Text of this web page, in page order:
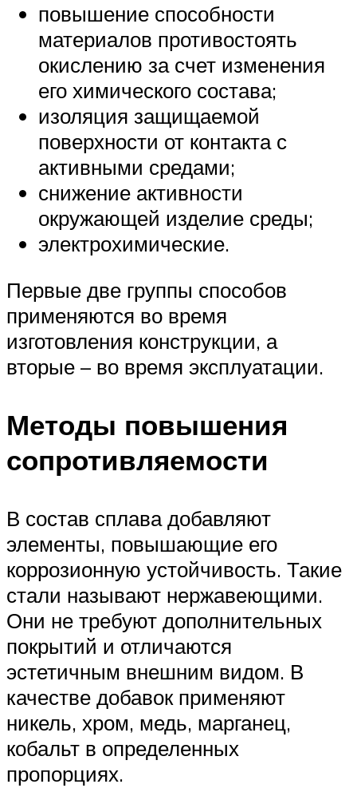
повышение способности
материалов противостоять
окислению за счет изменения
его химического состава;
изоляция защищаемой
поверхности от контакта с
активными средами;
снижение активности
окружающей изделие среды;
электрохимические.
Первые две группы способов
применяются во время
изготовления конструкции, а
вторые – во время эксплуатации.
Методы повышения
сопротивляемости
В состав сплава добавляют
элементы, повышающие его
коррозионную устойчивость. Такие
стали называют нержавеющими.
Они не требуют дополнительных
покрытий и отличаются
эстетичным внешним видом. В
качестве добавок применяют
никель, хром, медь, марганец,
кобальт в определенных
пропорциях.